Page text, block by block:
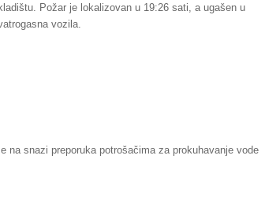
Požar je lokalizovan u 19:26 sati, a ugašen u
vozila.
na snazi preporuka potrošačima za prokuhavanje vode